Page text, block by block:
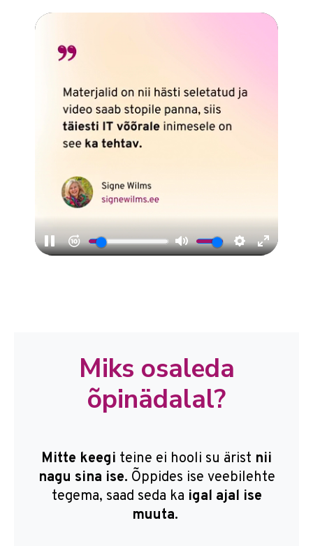
Miks osaleda
õpinädalal?
Mitte keegi teine ei hooli su ärist nii
nagu sina ise. Õppides ise veebilehte
tegema, saad seda ka igal ajal ise
muuta.